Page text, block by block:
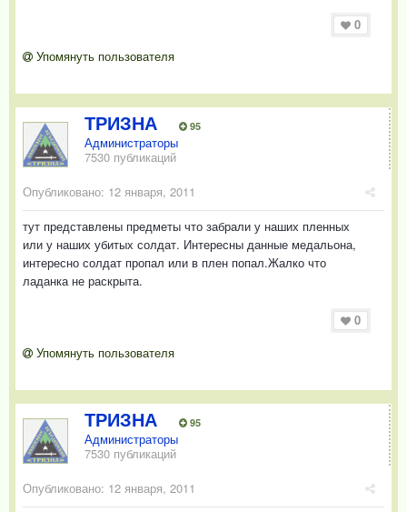
0
Упомянуть пользователя
ТРИЗНА 95
Администраторы
7530 публикаций
Опубликовано: 12 января, 2011
тут представлены предметы что забрали у наших пленных
или у наших убитых солдат. Интересны данные медальона,
интересно солдат пропал или в плен попал.Жалко что
ладанка не раскрыта.
0
Упомянуть пользователя
ТРИЗНА 95
Администраторы
7530 публикаций
Опубликовано: 12 января, 2011